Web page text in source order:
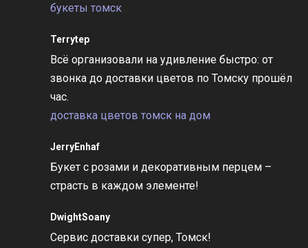
букеты томск
Terrytep
Всё организовали на удивление быстро: от
звонка до доставки цветов по Томску прошёл
час.
доставка цветов томск на дом
JerryEnhaf
Букет с розами и декоративным перцем –
страсть в каждом элементе!
DwightSoany
Сервис доставки супер, Томск!